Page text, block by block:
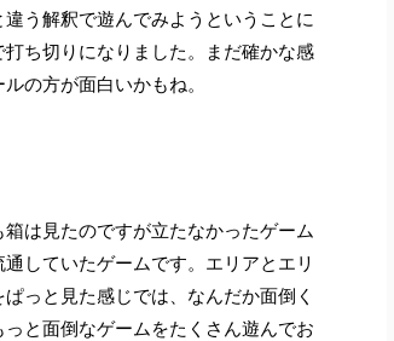
う解釈で遊んでみようということに
ち切りになりました。まだ確かな感
の方が面白いかもね。
は見たのですが立たなかったゲーム
していたゲームです。エリアとエリ
っと見た感じでは、なんだか面倒く
と面倒なゲームをたくさん遊んでお